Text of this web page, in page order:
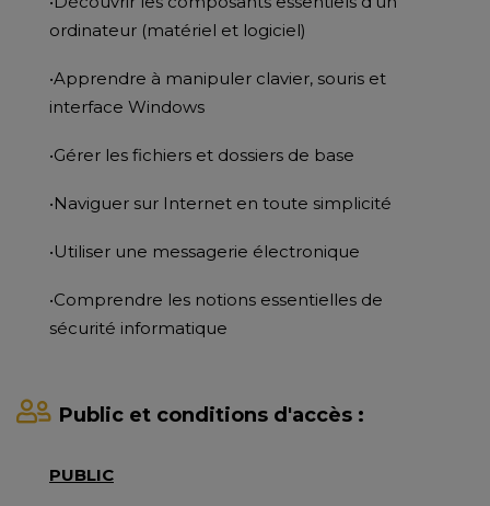
ordinateur (matériel et logiciel)
•Apprendre à manipuler clavier, souris et
interface Windows
•Gérer les fichiers et dossiers de base
•Naviguer sur Internet en toute simplicité
•Utiliser une messagerie électronique
•Comprendre les notions essentielles de
sécurité informatique
Public et conditions d'accès :
PUBLIC